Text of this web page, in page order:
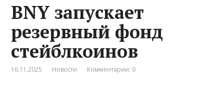
BNY запускает
резервный фонд
стейблкоинов
16.11.2025 Новости Комментарии: 0